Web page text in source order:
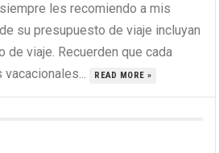
les recomiendo a mis
su presupuesto de viaje incluyan
de viaje. Recuerden que cada
READ MORE »